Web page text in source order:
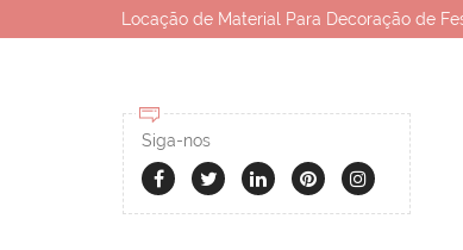
Locação de Material Para Decoração de
Siga-nos